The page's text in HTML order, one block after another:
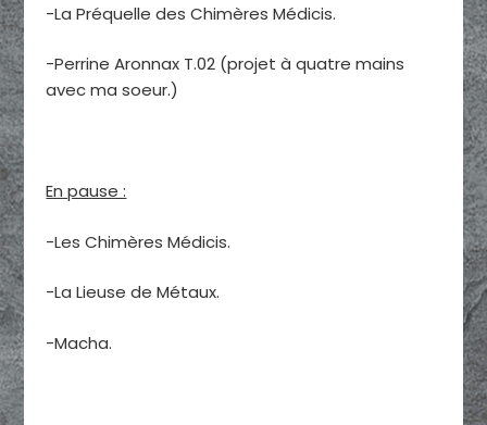
-La Préquelle des Chimères Médicis.
-Perrine Aronnax T.02 (projet à quatre mains
avec ma soeur.)
En pause :
-Les Chimères Médicis.
-La Lieuse de Métaux.
-Macha.